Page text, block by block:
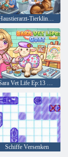
Haustierarzt-Tierklinik-Abenteuer
Sara Vet Life Ep:13 Ziege
Schiffe Versenken